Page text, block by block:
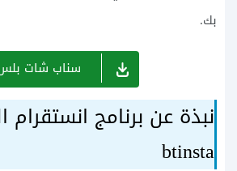
بك.
سناب شات
نبذة عن برنامج انستقرام
btinsta